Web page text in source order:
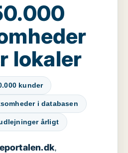
lokaler
kunder
i databasen
årligt
,